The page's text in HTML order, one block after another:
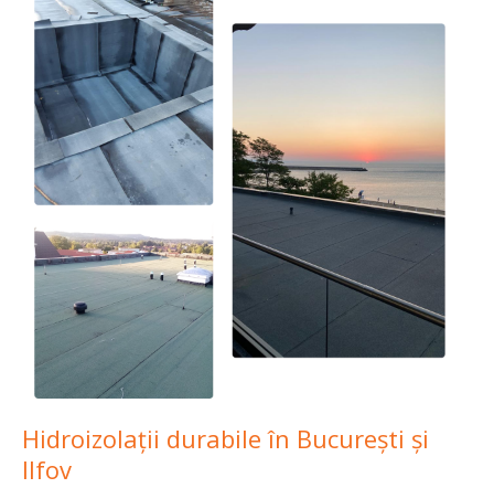
Hidroizolații durabile în București și
Ilfov